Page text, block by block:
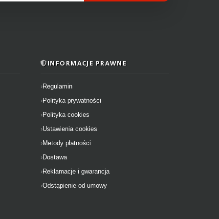
INFORMACJE PRAWNE
Regulamin
Polityka prywatności
Polityka cookies
Ustawienia cookies
Metody płatności
Dostawa
Reklamacje i gwarancja
Odstąpienie od umowy